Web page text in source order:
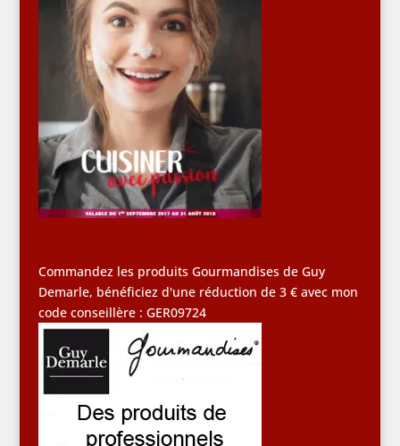
Commandez les produits Gourmandises de Guy
Demarle, bénéficiez d'une réduction de 3 € avec mon
code conseillère : GER09724